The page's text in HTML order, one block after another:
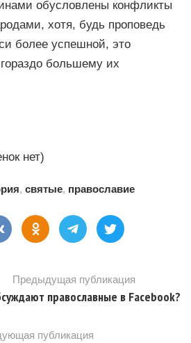
обусловлены конфликты
хотя, будь проповедь
более успешной, это
большему их
нет)
, святые, православие
Предыдущая публикация
православные в Facebook?
публикация